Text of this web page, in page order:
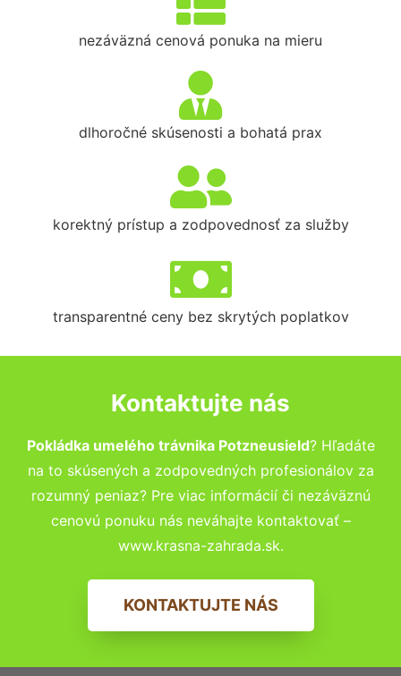
nezáväzná cenová ponuka na mieru
dlhoročné skúsenosti a bohatá prax
korektný prístup a zodpovednosť za služby
transparentné ceny bez skrytých poplatkov
Kontaktujte nás
Pokládka umelého trávnika Potzneusield? Hľadáte
na to skúsených a zodpovedných profesionálov za
rozumný peniaz? Pre viac informácií či nezáväznú
cenovú ponuku nás neváhajte kontaktovať –
www.krasna-zahrada.sk.
KONTAKTUJTE NÁS